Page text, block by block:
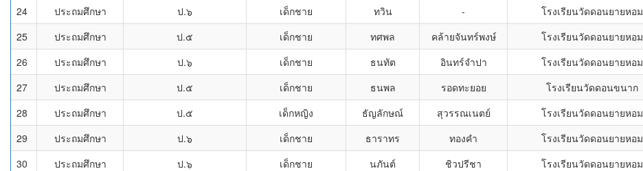
24
ประถมศึกษา ป.๖ เด็กชาย ทวิน - โรงเรียนวัดดอนยายหอม
25
ประถมศึกษา ป.๕ เด็กชาย ทศพล คล้ายจันทร์พงษ์ โรงเรียนวัดดอนยายหอม
26
ประถมศึกษา ป.๖ เด็กชาย ธนทัต อินทร์จำปา โรงเรียนวัดดอนยายหอม
27
ประถมศึกษา ป.๕ เด็กชาย ธนพล รอดทะยอย โรงเรียนวัดดอนขนาก
28
ประถมศึกษา ป.๕ เด็กหญิง ธัญลักษณ์ สุวรรณเนตย์ โรงเรียนวัดดอนยายหอม
29
ประถมศึกษา ป.๖ เด็กชาย ธาราทร ทองคำ โรงเรียนวัดดอนยายหอม
30
ประถมศึกษา ป.๖ เด็กชาย นภันต์ ชิวปรีชา โรงเรียนวัดดอนยายหอม